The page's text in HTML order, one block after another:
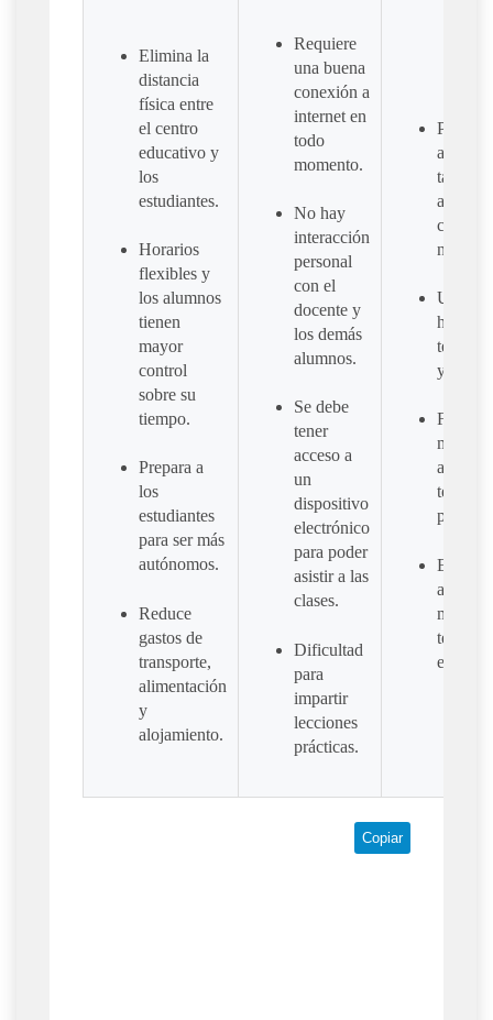
Elimina la
distancia
física entre
el centro
educativo y
los
estudiantes.
Horarios
flexibles y
los alumnos
tienen
mayor
control
sobre su
tiempo.
Prepara a
los
estudiantes
para ser más
autónomos.
Reduce
gastos de
transporte,
alimentación
y
alojamiento.
Requiere
una buena
conexión a
internet en
todo
momento.
No hay
interacción
personal
con el
docente y
los demás
alumnos.
Se debe
tener
acceso a
un
dispositivo
electrónico
para poder
asistir a las
clases.
Dificultad
para
impartir
lecciones
prácticas.
Puede
aplicada
tanto
adultos
como
niños.
Uso de
y
mejor
Es
el
Copiar